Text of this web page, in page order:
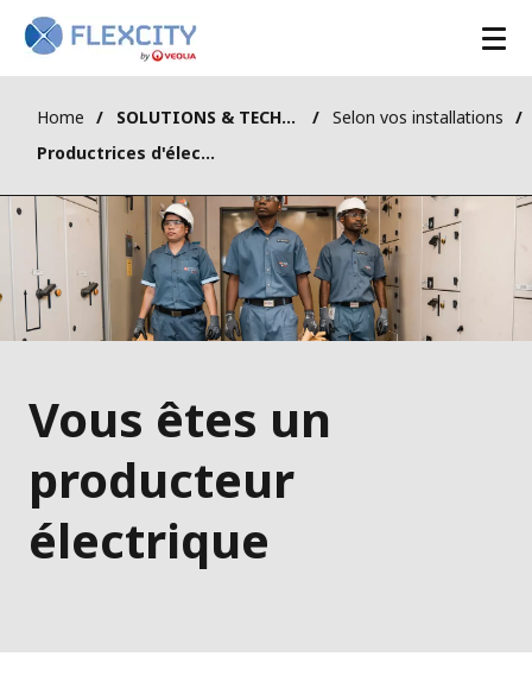
Home SOLUTIONS & TECHNOLOGIES
Selon vos installations
Productrices d'électricité
Vous êtes un
producteur
électrique